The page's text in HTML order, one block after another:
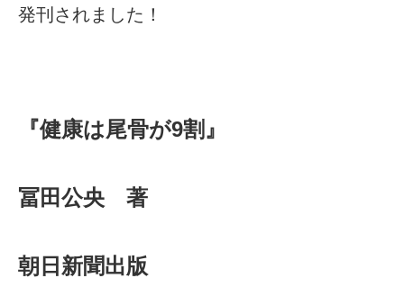
発刊されました！
『健康は尾骨が9割』
冨田公央 著
朝日新聞出版